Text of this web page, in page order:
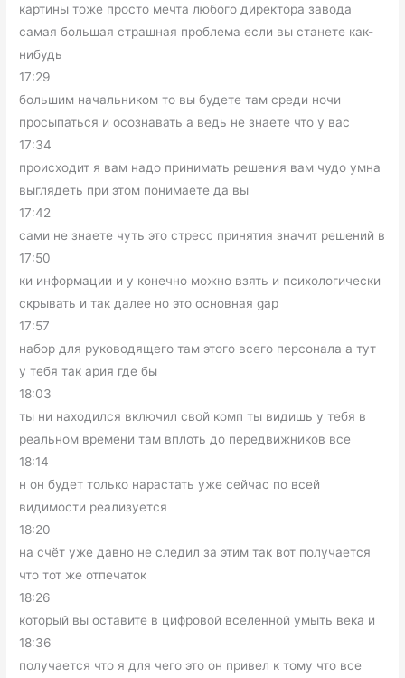
картины тоже просто мечта любого директора завода
самая большая страшная проблема если вы станете как-
нибудь
17:29
большим начальником то вы будете там среди ночи
просыпаться и осознавать а ведь не знаете что у вас
17:34
происходит я вам надо принимать решения вам чудо умна
выглядеть при этом понимаете да вы
17:42
сами не знаете чуть это стресс принятия значит решений в
17:50
ки информации и у конечно можно взять и психологически
скрывать и так далее но это основная gap
17:57
набор для руководящего там этого всего персонала а тут
у тебя так ария где бы
18:03
ты ни находился включил свой комп ты видишь у тебя в
реальном времени там вплоть до передвижников все
18:14
н он будет только нарастать уже сейчас по всей
видимости реализуется
18:20
на счёт уже давно не следил за этим так вот получается
что тот же отпечаток
18:26
который вы оставите в цифровой вселенной умыть века и
18:36
получается что я для чего это он привел к тому что все